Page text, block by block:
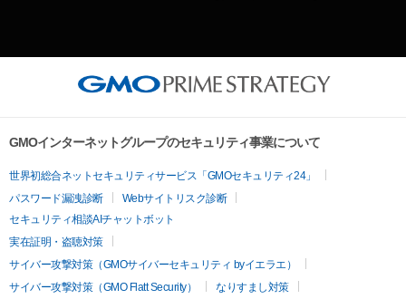
GMOインターネットグループのセキュリティ事業について
世界初総合ネットセキュリティサービス「GMOセキュリティ24」
パスワード漏洩診断
Webサイトリスク診断
セキュリティ相談AIチャットボット
実在証明・盗聴対策
サイバー攻撃対策（GMOサイバーセキュリティ byイエラエ）
サイバー攻撃対策（GMO Flatt Security）
なりすまし対策